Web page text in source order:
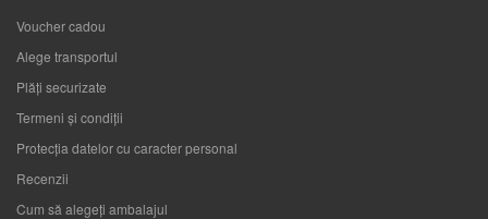
Voucher cadou
Alege transportul
Plăți securizate
Termeni și condiții
Protecția datelor cu caracter personal
Recenzii
Cum să alegeţi ambalajul